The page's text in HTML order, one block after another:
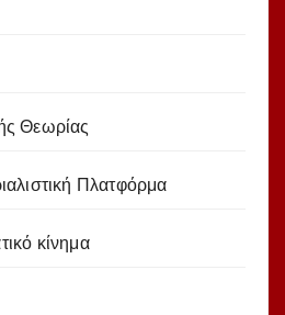
Θεωρίας
Πλατφόρμα
κίνημα